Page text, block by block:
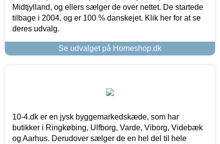
Midtjylland, og ellers sælger de over nettet. De startede
tilbage i 2004, og er 100 % danskejet. Klik her for at se
deres udvalg.
Se udvalget på Homeshop.dk
10-4.dk er en jysk byggemarkedskæde, som har
butikker i Ringkøbing, Ulfborg, Varde, Viborg, Videbæk
og Aarhus. Derudover sælger de en hel del til hele